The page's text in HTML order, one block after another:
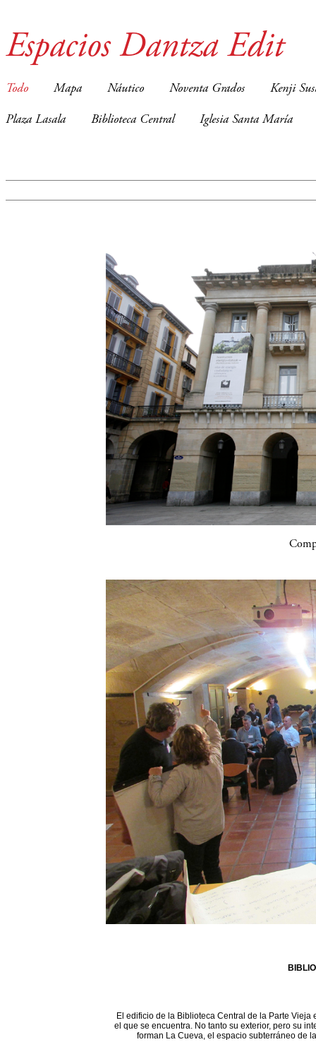
Espacios Dantza Edit
Todo Mapa Náutico Noventa Grados Kenji
Plaza Lasala Biblioteca Central Iglesia Santa María
El edificio de la Biblioteca Central de la Parte
el que se encuentra. No tanto su exterior, pero su
forman La Cueva, el espacio subterráneo de